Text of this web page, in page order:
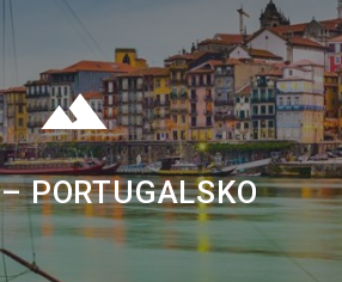
PORTUGALSKO